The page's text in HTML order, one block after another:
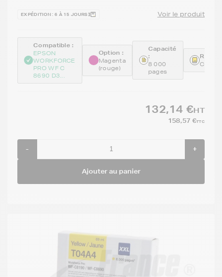
EXPÉDITION : 6 À 15 JOURS Voir le produit
Compatible :
EPSON
WORKFORCE
PRO WF C
8690 D3...
Option :
Magenta
(rouge)
Capacité
:
8 000
pages
132,14 €HT
158,57 €TTC
- +
Ajouter au panier